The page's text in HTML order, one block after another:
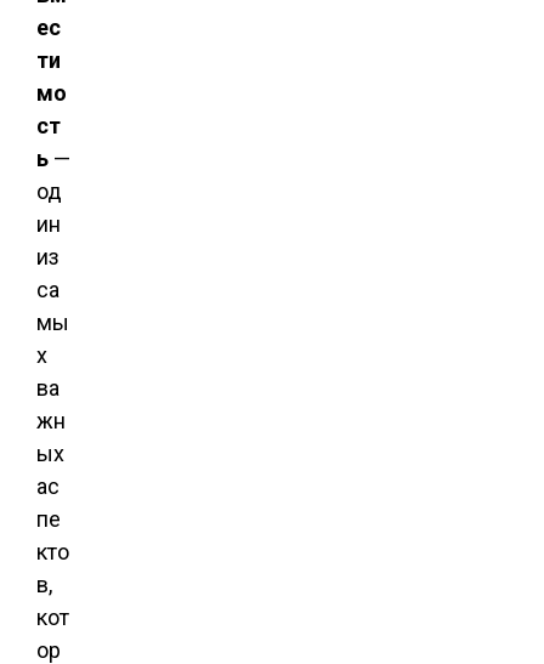
ес
ти
мо
ст
ь —
од
ин
из
са
мы
х
ва
жн
ых
ас
пе
кто
в,
кот
ор